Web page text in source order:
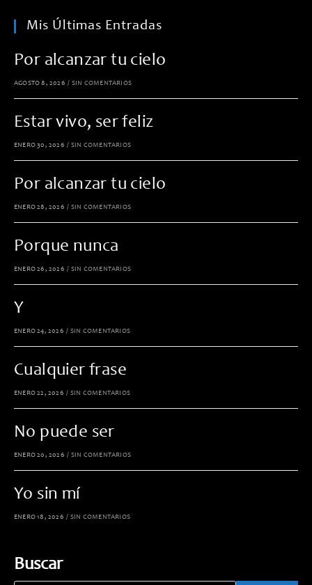
Mis Últimas Entradas
Por alcanzar tu cielo
AGOSTO 8, 2026 / SIN COMENTARIOS
Estar vivo, ser feliz
ENERO 30, 2026 / SIN COMENTARIOS
Por alcanzar tu cielo
ENERO 28, 2026 / SIN COMENTARIOS
Porque nunca
ENERO 26, 2026 / SIN COMENTARIOS
Y
ENERO 24, 2026 / SIN COMENTARIOS
Cualquier frase
ENERO 22, 2026 / SIN COMENTARIOS
No puede ser
ENERO 20, 2026 / SIN COMENTARIOS
Yo sin mí
ENERO 18, 2026 / SIN COMENTARIOS
Buscar